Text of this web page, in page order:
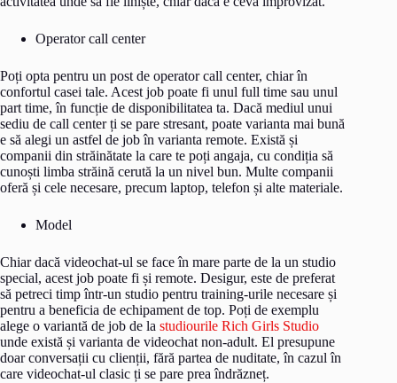
Operator call center
Poți opta pentru un post de operator call center, chiar în
confortul casei tale. Acest job poate fi unul full time sau unul
part time, în funcție de disponibilitatea ta. Dacă mediul unui
sediu de call center ți se pare stresant, poate varianta mai bună
e să alegi un astfel de job în varianta remote. Există și
companii din străinătate la care te poți angaja, cu condiția să
cunoști limba străină cerută la un nivel bun. Multe companii
oferă și cele necesare, precum laptop, telefon și alte materiale.
Model
Chiar dacă videochat-ul se face în mare parte de la un studio
special, acest job poate fi și remote. Desigur, este de preferat
să petreci timp într-un studio pentru training-urile necesare și
pentru a beneficia de echipament de top. Poți de exemplu
alege o variantă de job de la studiourile Rich Girls Studio
unde există și varianta de videochat non-adult. El presupune
doar conversații cu clienții, fără partea de nuditate, în cazul în
care videochat-ul clasic ți se pare prea îndrăzneț.